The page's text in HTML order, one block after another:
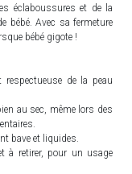
éclaboussures et de la
bébé. Avec sa fermeture
bébé gigote !
de la peau
au sec, même lors des
bave et liquides.
à retirer, pour un usage